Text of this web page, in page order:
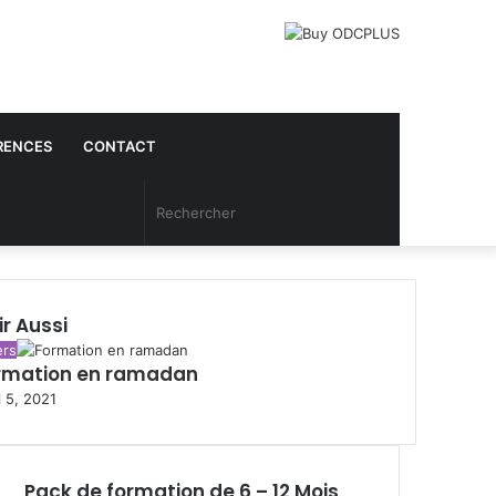
CONTACT
Article
Aléatoire
Aussi
en ramadan
5, 2021